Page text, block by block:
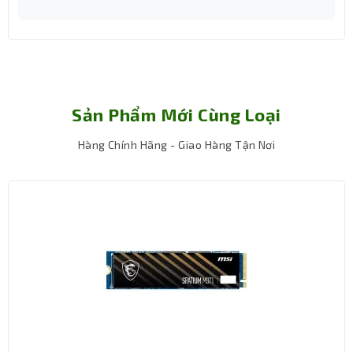
Sản Phẩm Mới Cùng Loại
Hàng Chính Hãng - Giao Hàng Tận Nơi